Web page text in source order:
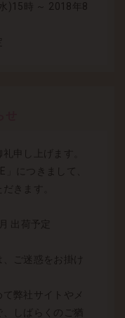
)15時 ～ 2018年8
申し上げます。
につきまして、
きます。
出荷予定
ご迷惑をお掛け
弊社サイトやメ
しばらくのご猶